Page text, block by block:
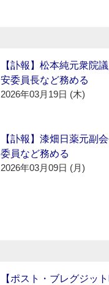
【訃報】松本純元衆院
安委員長など務める
2026年03月19日 (木)
【訃報】漆畑日薬元副
委員など務める
2026年03月09日 (月)
【ポスト・ブレグジッ